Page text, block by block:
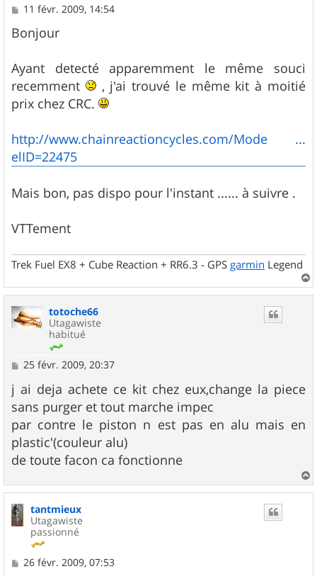
M
s
s
g
e
11 févr. 2009, 14:54
Bonjour
Ayant detecté apparemment le même souci
recemment
, j'ai trouvé le même kit à moitié
prix chez CRC.
http://www.chainreactioncycles.com/Mode ...
elID=22475
Mais bon, pas dispo pour l'instant ...... à suivre .
VTTement
Trek Fuel EX8 + Cube Reaction + RR6.3 - GPS garmin Legend
a
totoche66
Utagawiste
habitué
M
s
s
a
g
e
25 févr. 2009, 20:37
j ai deja achete ce kit chez eux,change la piece
sans purger et tout marche impec
par contre le piston n est pas en alu mais en
plastic'(couleur alu)
de toute facon ca fonctionne
a
u
tantmieux
Utagawiste
passionné
M
26 févr. 2009, 07:53